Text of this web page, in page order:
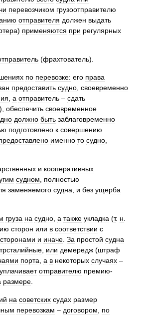
перевозчиком грузоотправителю
отправителя должен выдать
) применяются при регулярных
(фрахтователь).
по перевозке: его права
предоставить судно своевременно
а отправитель – сдать
), обеспечить своевременное
должно быть заблаговременно
подготовлено к совершению
именно то судно
и кооперативных
судном
полностью
заменяемого судна и без ущерба
груза на судно а также укладка (т. н
сторон или в соответствии с
сторонами и иначе За простой судна
или демередж (штраф
порта а в некоторых случаях –
уплачивает отправителю премию-
размере
на советских судах размер
перевозкам – договором
по